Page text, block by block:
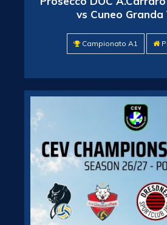
vs Cuneo Granda
Campionato A1